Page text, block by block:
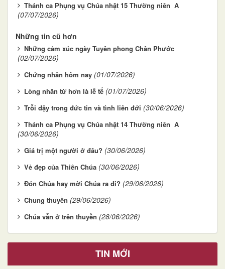
Thánh ca Phụng vụ Chúa nhật 15 Thường niên A
(07/07/2026)
Những tin cũ hơn
Những cảm xúc ngày Tuyên phong Chân Phước
(02/07/2026)
Chứng nhân hôm nay (01/07/2026)
Lòng nhân từ hơn là lễ tế (01/07/2026)
Trỗi dậy trong đức tin và tình liên đới (30/06/2026)
Thánh ca Phụng vụ Chúa nhật 14 Thường niên A
(30/06/2026)
Giá trị một người ở đâu? (30/06/2026)
Vẻ đẹp của Thiên Chúa (30/06/2026)
Đón Chúa hay mời Chúa ra đi? (29/06/2026)
Chung thuyền (29/06/2026)
Chúa vẫn ở trên thuyền (28/06/2026)
TIN MỚI